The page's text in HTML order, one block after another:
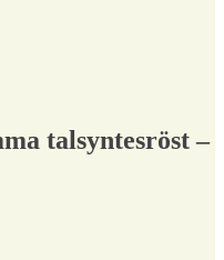
talsyntesröst –